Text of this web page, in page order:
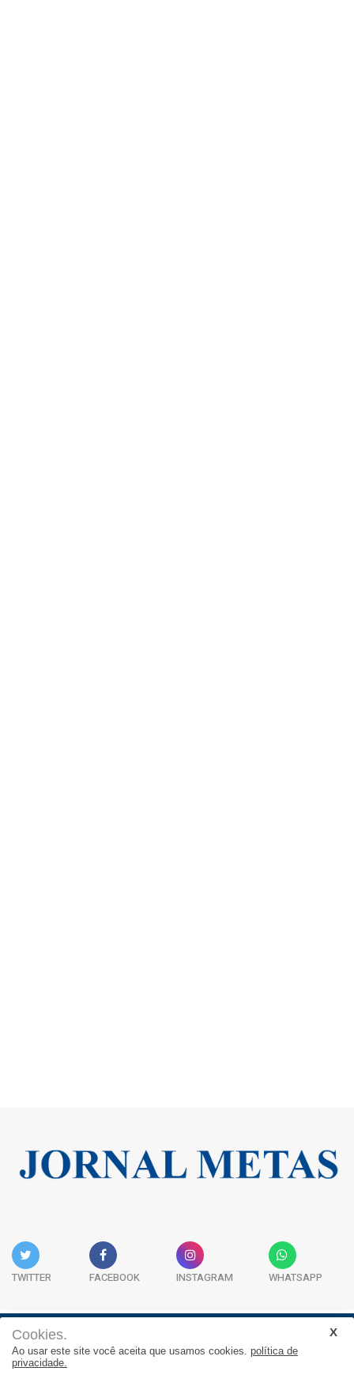
TWITTER FACEBOOK INSTAGRAM WHATSAPP
JORNAL METAS - Rua São José, 253, Sala 302, Centro
Cookies.
Ao usar este site você aceita que usamos cookies. política de
privacidade.